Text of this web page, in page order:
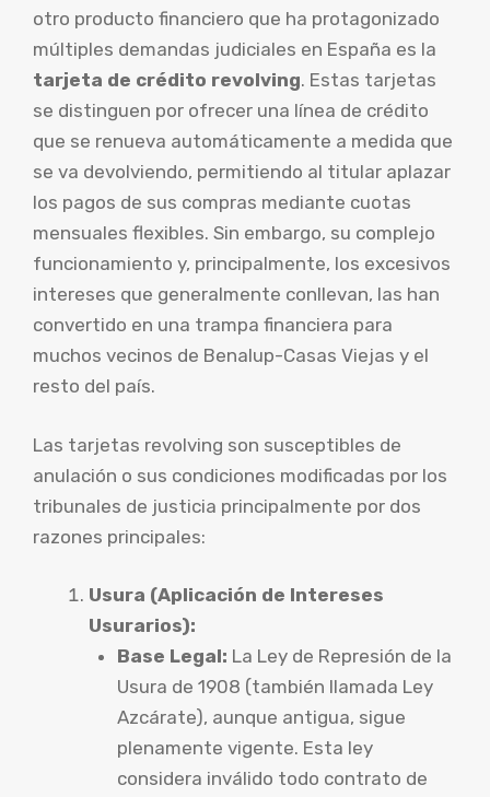
otro producto financiero que ha protagonizado
múltiples demandas judiciales en España es la
tarjeta de crédito revolving. Estas tarjetas
se distinguen por ofrecer una línea de crédito
que se renueva automáticamente a medida que
se va devolviendo, permitiendo al titular aplazar
los pagos de sus compras mediante cuotas
mensuales flexibles. Sin embargo, su complejo
funcionamiento y, principalmente, los excesivos
intereses que generalmente conllevan, las han
convertido en una trampa financiera para
muchos vecinos de Benalup-Casas Viejas y el
resto del país.
Las tarjetas revolving son susceptibles de
anulación o sus condiciones modificadas por los
tribunales de justicia principalmente por dos
razones principales:
Usura (Aplicación de Intereses
Usurarios):
Base Legal: La Ley de Represión de la
Usura de 1908 (también llamada Ley
Azcárate), aunque antigua, sigue
plenamente vigente. Esta ley
considera inválido todo contrato de